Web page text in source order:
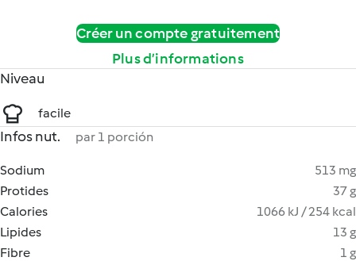
Créer un compte gratuitement
Plus d’informations
Niveau
facile
Infos nut. par 1 porción
Sodium
513 mg
Protides
37 g
Calories
1066 kJ / 254 kcal
Lipides
13 g
Fibre
1 g